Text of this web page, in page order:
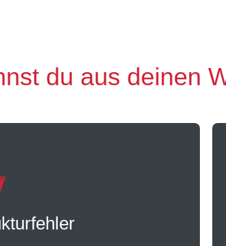
du aus deinen